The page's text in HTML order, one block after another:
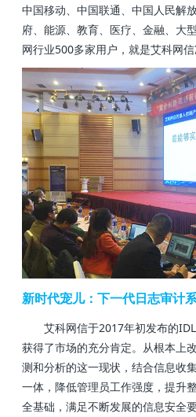
中国移动、中国联通、中国人民解
府、能源、教育、医疗、金融、大
网行业500多家用户，就是艾科网信
新时代宠儿：下一代日志审计
艾科网信于2017年初发布的
获得了市场的充分肯定。从根本上
测和分析的这一现状，结合信息收
一体，降低管理员工作强度，提升
全基础，满足不断发展的信息安全